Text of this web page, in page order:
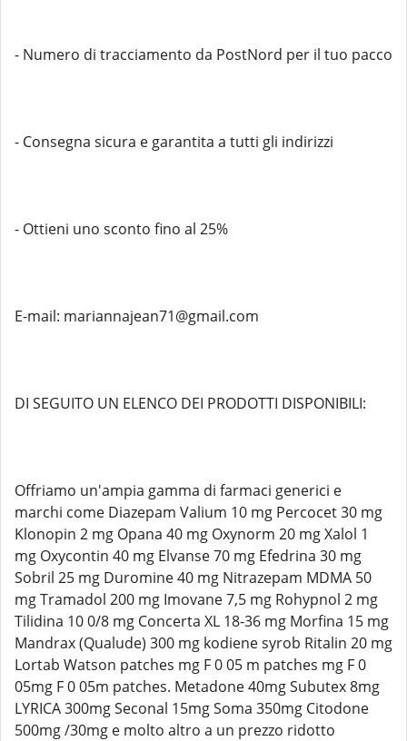
- Numero di tracciamento da PostNord per il tuo pacco
- Consegna sicura e garantita a tutti gli indirizzi
- Ottieni uno sconto fino al 25%
E-mail: mariannajean71@gmail.com
DI SEGUITO UN ELENCO DEI PRODOTTI DISPONIBILI:
Offriamo un'ampia gamma di farmaci generici e
marchi come Diazepam Valium 10 mg Percocet 30 mg
Klonopin 2 mg Opana 40 mg Oxynorm 20 mg Xalol 1
mg Oxycontin 40 mg Elvanse 70 mg Efedrina 30 mg
Sobril 25 mg Duromine 40 mg Nitrazepam MDMA 50
mg Tramadol 200 mg Imovane 7,5 mg Rohypnol 2 mg
Tilidina 10 0/8 mg Concerta XL 18-36 mg Morfina 15 mg
Mandrax (Qualude) 300 mg kodiene syrob Ritalin 20 mg
Lortab Watson patches mg F 0 05 m patches mg F 0
05mg F 0 05m patches. Metadone 40mg Subutex 8mg
LYRICA 300mg Seconal 15mg Soma 350mg Citodone
500mg /30mg e molto altro a un prezzo ridotto